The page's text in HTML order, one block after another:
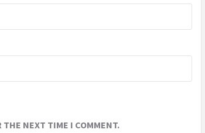
THE NEXT TIME I COMMENT.